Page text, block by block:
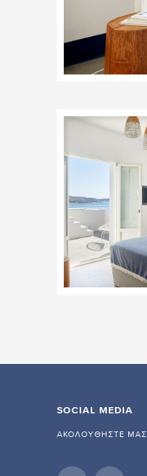
SOCIAL MEDIA
ΑΚΟΛΟΥΘΉΣΤΕ ΜΑΣ